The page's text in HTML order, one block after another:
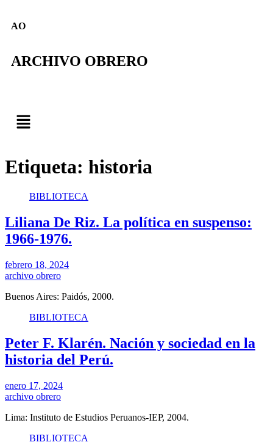
AO
ARCHIVO OBRERO
Etiqueta: historia
BIBLIOTECA
Liliana De Riz. La política en suspenso:
1966-1976.
febrero 18, 2024
archivo obrero
Buenos Aires: Paidós, 2000.
BIBLIOTECA
Peter F. Klarén. Nación y sociedad en la
historia del Perú.
enero 17, 2024
archivo obrero
Lima: Instituto de Estudios Peruanos-IEP, 2004.
BIBLIOTECA